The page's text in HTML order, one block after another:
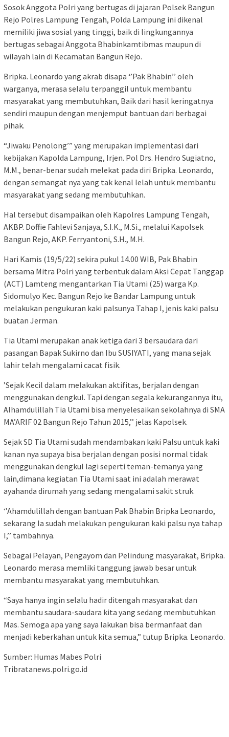
Sosok Anggota Polri yang bertugas di jajaran Polsek Bangun
Rejo Polres Lampung Tengah, Polda Lampung ini dikenal
memiliki jiwa sosial yang tinggi, baik di lingkungannya
bertugas sebagai Anggota Bhabinkamtibmas maupun di
wilayah lain di Kecamatan Bangun Rejo.
Bripka. Leonardo yang akrab disapa ‘’Pak Bhabin’’ oleh
warganya, merasa selalu terpanggil untuk membantu
masyarakat yang membutuhkan, Baik dari hasil keringatnya
sendiri maupun dengan menjemput bantuan dari berbagai
pihak.
“Jiwaku Penolong’” yang merupakan implementasi dari
kebijakan Kapolda Lampung, Irjen. Pol Drs. Hendro Sugiatno,
M.M., benar-benar sudah melekat pada diri Bripka. Leonardo,
dengan semangat nya yang tak kenal lelah untuk membantu
masyarakat yang sedang membutuhkan.
Hal tersebut disampaikan oleh Kapolres Lampung Tengah,
AKBP. Doffie Fahlevi Sanjaya, S.I.K., M.Si., melalui Kapolsek
Bangun Rejo, AKP. Ferryantoni, S.H., M.H.
Hari Kamis (19/5/22) sekira pukul 14.00 WIB, Pak Bhabin
bersama Mitra Polri yang terbentuk dalam Aksi Cepat Tanggap
(ACT) Lamteng mengantarkan Tia Utami (25) warga Kp.
Sidomulyo Kec. Bangun Rejo ke Bandar Lampung untuk
melakukan pengukuran kaki palsunya Tahap I, jenis kaki palsu
buatan Jerman.
Tia Utami merupakan anak ketiga dari 3 bersaudara dari
pasangan Bapak Sukirno dan Ibu SUSIYATI, yang mana sejak
lahir telah mengalami cacat fisik.
’Sejak Kecil dalam melakukan aktifitas, berjalan dengan
menggunakan dengkul. Tapi dengan segala kekurangannya itu,
Alhamdulillah Tia Utami bisa menyelesaikan sekolahnya di SMA
MA’ARIF 02 Bangun Rejo Tahun 2015,’’ jelas Kapolsek.
Sejak SD Tia Utami sudah mendambakan kaki Palsu untuk kaki
kanan nya supaya bisa berjalan dengan posisi normal tidak
menggunakan dengkul lagi seperti teman-temanya yang
lain,dimana kegiatan Tia Utami saat ini adalah merawat
ayahanda dirumah yang sedang mengalami sakit struk.
‘’Ahamdulillah dengan bantuan Pak Bhabin Bripka Leonardo,
sekarang Ia sudah melakukan pengukuran kaki palsu nya tahap
I,’’ tambahnya.
Sebagai Pelayan, Pengayom dan Pelindung masyarakat, Bripka.
Leonardo merasa memliki tanggung jawab besar untuk
membantu masyarakat yang membutuhkan.
“Saya hanya ingin selalu hadir ditengah masyarakat dan
membantu saudara-saudara kita yang sedang membutuhkan
Mas. Semoga apa yang saya lakukan bisa bermanfaat dan
menjadi keberkahan untuk kita semua,” tutup Bripka. Leonardo.
Sumber: Humas Mabes Polri
Tribratanews.polri.go.id